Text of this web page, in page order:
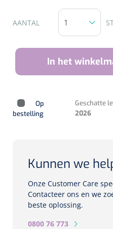
Ultrasound biometers
Optische biometers
Perimeters
Fundus Cameras
Spleetlampen
Opties
Spleetlamp
AANTAL
In het
Op
bestelling
Geschatte
2026
Kunnen we
Onze Customer Care
Contacteer ons en we
beste oplossing.
0800 76 773